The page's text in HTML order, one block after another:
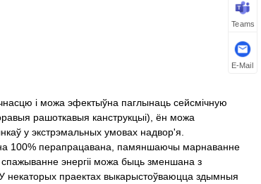
і можа эфектыўна паглынаць сейсмічную
рашоткавыя канструкцыі), ён можа
у экстрэмальных умовах надвор'я.
на 100% перапрацавана, памяншаючы марнаванне
спажыванне энергіі можа быць зменшана з
некаторых праектах выкарыстоўваюцца здымныя
Teams
E-Mail